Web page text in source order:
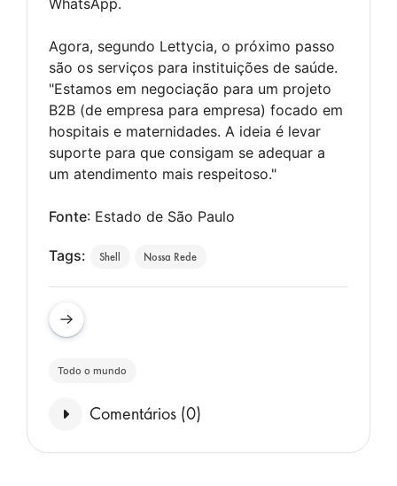
Agora, segundo Lettycia, o próximo passo
são os serviços para instituições de saúde.
"Estamos em negociação para um projeto
B2B (de empresa para empresa) focado em
hospitais e maternidades. A ideia é levar
suporte para que consigam se adequar a
um atendimento mais respeitoso."
Fonte: Estado de São Paulo
Tags: Shell Nossa Rede
Todo o mundo
Comentários (0)